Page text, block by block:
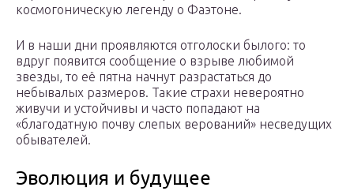
космогоническую легенду о Фаэтоне.
И в наши дни проявляются отголоски былого: то
вдруг появится сообщение о взрыве любимой
звезды, то её пятна начнут разрастаться до
небывалых размеров. Такие страхи невероятно
живучи и устойчивы и часто попадают на
«благодатную почву слепых верований» несведущих
обывателей.
Эволюция и будущее